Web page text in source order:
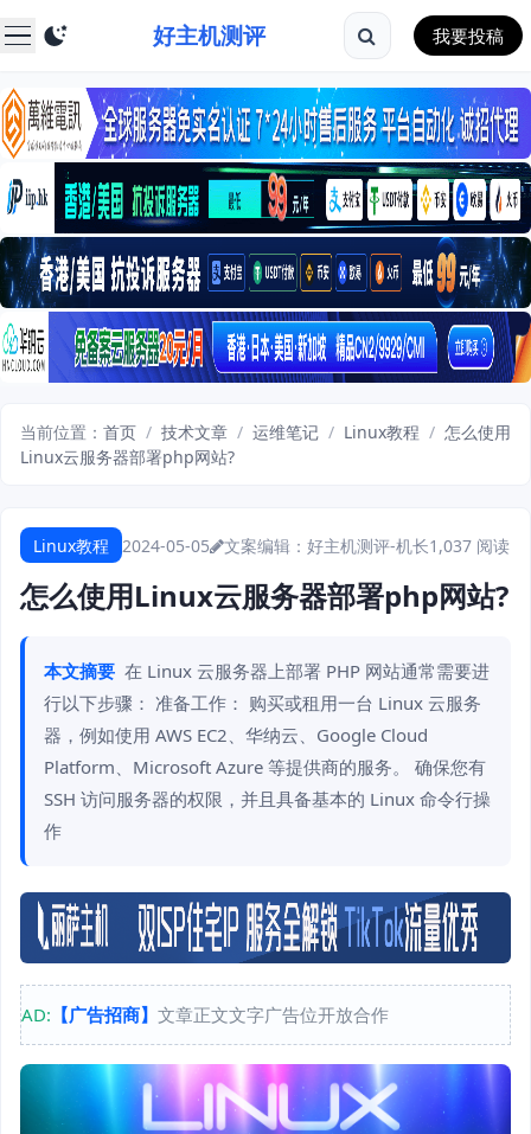
好主机测评 我要投稿
当前位置： 首页 / 技术文章 / 运维笔记 / Linux教程 / 怎么使用
Linux云服务器部署php网站?
Linux教程 2024-05-05 文案编辑：好主机测评-机长1,037 阅读
怎么使用Linux云服务器部署php网站?
本文摘要 在 Linux 云服务器上部署 PHP 网站通常需要进
行以下步骤： 准备工作： 购买或租用一台 Linux 云服务
器，例如使用 AWS EC2、华纳云、Google Cloud
Platform、Microsoft Azure 等提供商的服务。 确保您有
SSH 访问服务器的权限，并且具备基本的 Linux 命令行操
作
AD: 【广告招商】 文章正文文字广告位开放合作